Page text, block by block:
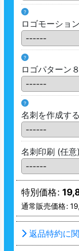
?
ロゴモーシ
?
ロゴパター
?
名刺を
名刺印刷 (任意)
特別価格:
通常販売価格:
返品特約に